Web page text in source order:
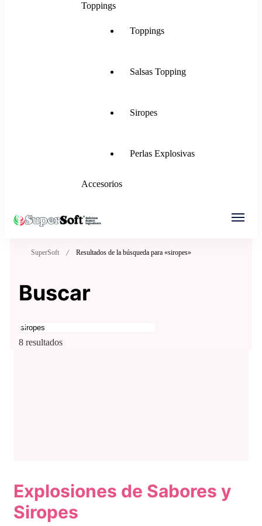
Toppings
Toppings
Salsas Topping
Siropes
Perlas Explosivas
Accesorios
SuperSoft Resultados de la búsqueda para «siropes»
Buscar
Buscar:
8 resultados
Explosiones de Sabores y
Siropes